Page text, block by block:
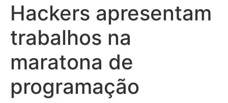
Hackers apresentam
trabalhos na
maratona de
programação